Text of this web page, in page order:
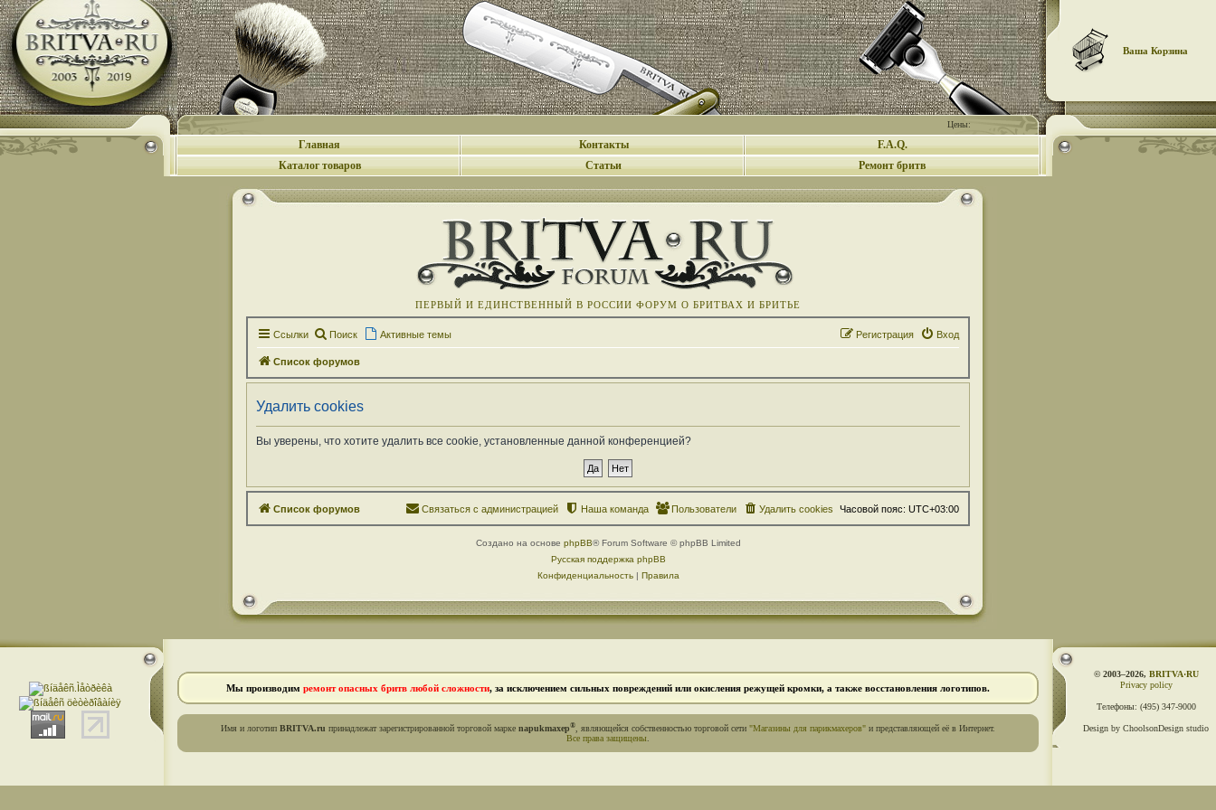
Цены:
Ваша Корзина
Главная Контакты
F.A.Q.
Каталог товаров
Статьи Ремонт бритв
ПЕРВЫЙ И ЕДИНСТВЕННЫЙ В РОССИИ ФОРУМ О БРИТВАХ И БРИТЬЕ
Ссылки Поиск Активные темы Вход
Регистрация
Список форумов
Удалить cookies
Вы уверены, что хотите удалить все cookie, установленные данной конференцией?
Список форумов Часовой пояс: UTC+03:00
Удалить cookies
Пользователи
Наша команда
Связаться с администрацией
Создано на основе phpBB® Forum Software © phpBB Limited
Русская поддержка phpBB
Конфиденциальность| Правила
Мы производим ремонт опасных бритв любой сложности, за исключением сильных повреждений или окисления режущей кромки, а также восстановления логотипов.
Имя и логотип BRITVA.ru принадлежат зарегистрированной торговой марке napukmaxep® , являющейся собственностью торговой сети "Магазины для парикмахеров" и представляющей её в Интернет.
Все права защищены
© 2003–2026, BRITVA·RU
Privacy policy
Телефоны: (495) 347-9000
Design by ChoolsonDesign studio